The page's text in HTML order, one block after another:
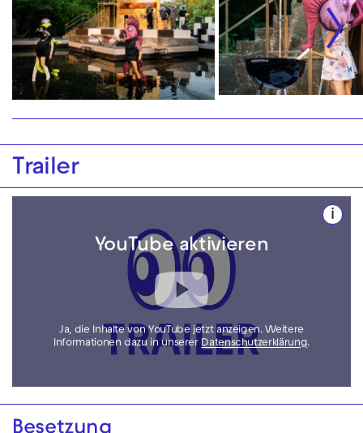
Trailer
YouTube aktivieren
i
Ja, die Inhalte von YouTube jetzt anzeigen. Weitere
Informationen dazu in unserer Datenschutzerklärung.